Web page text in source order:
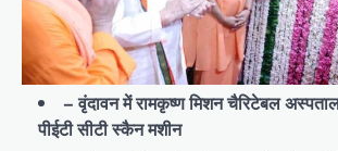
– वृंदावन में रामकृष्ण मिशन चैरिटेबल
पीईटी सीटी स्कैन मशीन